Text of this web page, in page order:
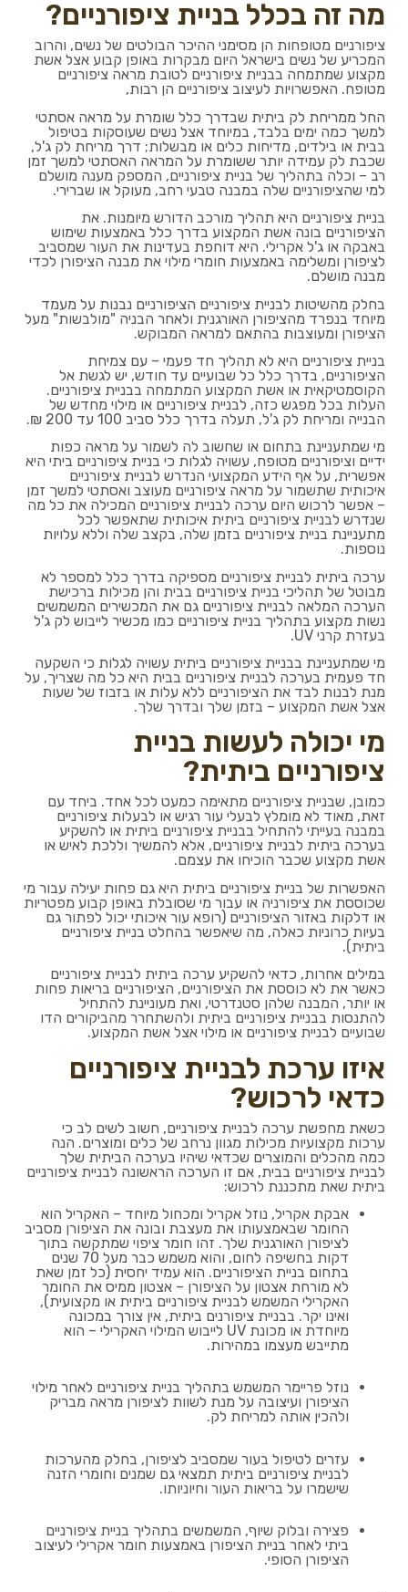
מה זה בכלל בניית ציפורניים?
ציפורניים מטופחות הן מסימני ההיכר הבולטים של נשים, והרוב
המכריע של נשים בישראל היום מבקרות באופן קבוע אצל אשת
מקצוע שמתמחה בבניית ציפורניים לטובת מראה ציפורניים
מטופח. האפשרויות לעיצוב ציפורניים הן רבות,
החל ממריחת לק ביתית שבדרך כלל שומרת על מראה אסתטי
למשך כמה ימים בלבד, במיוחד אצל נשים שעוסקות בטיפול
בבית או בילדים, מדיחות כלים או מבשלות; דרך מריחת לק ג'ל,
שכבת לק עמידה יותר ששומרת על המראה האסתטי למשך זמן
רב – וכלה בתהליך של בניית ציפורניים, המספק מענה מושלם
למי שהציפורניים שלה במבנה טבעי רחב, מעוקל או שברירי.
בניית ציפורניים היא תהליך מורכב הדורש מיומנות. את
הציפורניים בונה אשת המקצוע בדרך כלל באמצעות שימוש
באבקה או ג'ל אקרילי. היא דוחפת בעדינות את העור שמסביב
לציפורן ומשלימה באמצעות חומרי מילוי את מבנה הציפורן לכדי
מבנה מושלם.
בחלק מהשיטות לבניית ציפורניים הציפורניים נבנות על מעמד
מיוחד בנפרד מהציפורן האורגנית ולאחר הבניה "מולבשות" מעל
הציפורן ומעוצבות בהתאם למראה המבוקש.
בניית ציפורניים היא לא תהליך חד פעמי – עם צמיחת
הציפורניים, בדרך כלל כל שבועיים עד חודש, יש לגשת אל
הקוסמטיקאית או אשת המקצוע המתמחה בבניית ציפורניים.
העלות בכל מפגש כזה, לבניית ציפורניים או מילוי מחדש של
הבנייה ומריחת לק ג'ל, תעלה בדרך כלל סביב 100 עד 200 ₪.
מי שמתעניינת בתחום או שחשוב לה לשמור על מראה כפות
ידיים וציפורניים מטופח, עשויה לגלות כי בניית ציפורניים ביתי היא
אפשרית, על אף הידע המקצועי הנדרש לבניית ציפורניים
איכותית שתשמור על מראה ציפורניים מעוצב ואסתטי למשך זמן
– אפשר לרכוש היום ערכה לבניית ציפורניים המכילה את כל מה
שנדרש לבניית ציפורניים ביתית איכותית שתאפשר לכל
מתעניינת בניית ציפורניים בזמן שלה, בקצב שלה וללא עלויות
נוספות.
ערכה ביתית לבניית ציפורניים מספיקה בדרך כלל למספר לא
מבוטל של תהליכי בניית ציפורניים בבית והן מכילות ברכישת
הערכה המלאה לבניית ציפורניים גם את המכשירים המשמשים
נשות מקצוע בתהליך בניית ציפורניים כמו מכשיר לייבוש לק ג'ל
בעזרת קרני UV.
מי שמתעניינת בבניית ציפורניים ביתית עשויה לגלות כי השקעה
חד פעמית בערכה לבניית ציפורניים בבית היא כל מה שצריך, על
מנת לבנות לבד את הציפורניים ללא עלות או בזבוז של שעות
אצל אשת המקצוע – בזמן שלך ובדרך שלך.
מי יכולה לעשות בניית
ציפורניים ביתית?
כמובן, שבניית ציפורניים מתאימה כמעט לכל אחד. ביחד עם
זאת, מאוד לא מומלץ לבעלי עור רגיש או לבעלות ציפורניים
במבנה בעייתי להתחיל בבניית ציפורניים ביתית או להשקיע
בערכה ביתית לבניית ציפורניים, אלא להמשיך וללכת לאיש או
אשת מקצוע שכבר הוכיחו את עצמם.
האפשרות של בניית ציפורניים ביתית היא גם פחות יעילה עבור מי
שכוססת את ציפורניה או עבור מי שסובלת באופן קבוע מפטריות
או דלקות באזור הציפורניים (רופא עור איכותי יכול לפתור גם
בעיות כרוניות כאלה, מה שיאפשר בהחלט בניית ציפורניים
ביתית).
במילים אחרות, כדאי להשקיע ערכה ביתית לבניית ציפורניים
כאשר את לא כוססת את הציפורניים, הציפורניים בריאות פחות
או יותר, המבנה שלהן סטנדרטי, ואת מעוניינת להתחיל
להתנסות בבניית ציפורניים ביתית ולהשתחרר מהביקורים הדו
שבועיים לבניית ציפורניים או מילוי אצל אשת המקצוע.
איזו ערכת לבניית ציפורניים
כדאי לרכוש?
כשאת מחפשת ערכה לבניית ציפורניים, חשוב לשים לב כי
ערכות מקצועיות מכילות מגוון נרחב של כלים ומוצרים. הנה
כמה מהכלים והמוצרים שכדאי שיהיו בערכה הביתית שלך
לבניית ציפורניים בבית, אם זו הערכה הראשונה לבניית ציפורניים
ביתית שאת מתכננת לרכוש:
אבקת אקריל, נוזל אקריל ומכחול מיוחד – האקריל הוא
החומר שבאמצעותו את מעצבת ובונה את הציפורן מסביב
לציפורן האורגנית שלך. זהו חומר ציפוי שמתקשה בתוך
דקות בחשיפה לחום, והוא משמש כבר מעל 70 שנים
בתחום בניית הציפורניים. הוא עמיד יחסית (כל זמן שאת
לא מורחת אצטון על הציפורן – אצטון ממיס את החומר
האקרילי המשמש לבניית ציפורניים ביתית או מקצועית),
ואינו יקר. בבניית ציפורנים ביתית, אין צורך במכונה
מיוחדת או מכונת UV לייבוש המילוי האקרילי – הוא
מתייבש מעצמו במהירות.
נוזל פריימר המשמש בתהליך בניית ציפורניים לאחר מילוי
הציפורן ועיצובה על מנת לשוות לציפורן מראה מבריק
ולהכין אותה למריחת לק.
עזרים לטיפול בעור שמסביב לציפורן, בחלק מהערכות
לבניית ציפורניים ביתית תמצאי גם שמנים וחומרי הזנה
שישמרו על בריאות העור וחיוניותו.
פצירה ובלוק שיוף, המשמשים בתהליך בניית ציפורניים
ביתי לאחר בניית הציפורן באמצעות חומר אקרילי לעיצוב
הציפורן הסופי.